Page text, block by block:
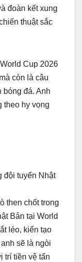
đoàn kết xung
thuật sắc
Cup 2026
còn là câu
bóng đá. Anh
theo hy vọng
đội tuyển Nhật
then chốt trong
Bản tại World
léo, kiến tạo
sẽ là ngòi
trí tiền vệ tấn